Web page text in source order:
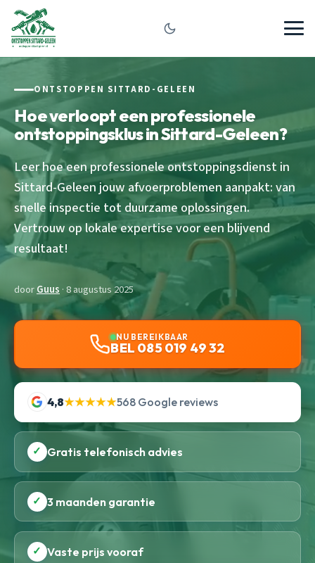
ONTSTOPPEN SITTARD-GELEEN
Hoe verloopt een professionele
ontstoppingsklus in Sittard-Geleen?
Leer hoe een professionele ontstoppingsdienst in
Sittard-Geleen jouw afvoerproblemen aanpakt: van
snelle inspectie tot duurzame oplossingen.
Vertrouw op lokale expertise voor een blijvend
resultaat!
doorGuus · 8 augustus 2025
NU BEREIKBAAR
BEL 085 019 49 32
4,8★★★★★568 Google reviews
✓ Gratis telefonisch advies
✓ 3 maanden garantie
✓ Vaste prijs vooraf